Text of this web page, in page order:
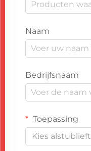
Naam
Bedrijfsnaam
Toepassing
Kies alstublieft